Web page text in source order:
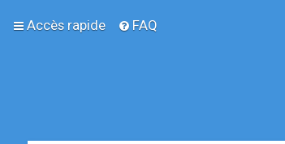
Accès rapide FAQ